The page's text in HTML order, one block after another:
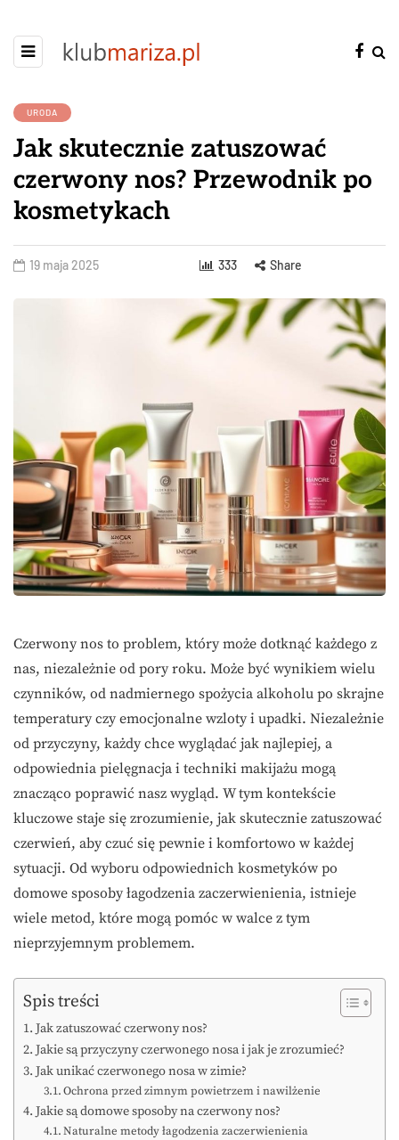
URODA
Jak skutecznie zatuszować
czerwony nos? Przewodnik po
kosmetykach
19 maja 2025 333 Share
Czerwony nos to problem, który może dotknąć każdego z
nas, niezależnie od pory roku. Może być wynikiem wielu
czynników, od nadmiernego spożycia alkoholu po skrajne
temperatury czy emocjonalne wzloty i upadki. Niezależnie
od przyczyny, każdy chce wyglądać jak najlepiej, a
odpowiednia pielęgnacja i techniki makijażu mogą
znacząco poprawić nasz wygląd. W tym kontekście
kluczowe staje się zrozumienie, jak skutecznie zatuszować
czerwień, aby czuć się pewnie i komfortowo w każdej
sytuacji. Od wyboru odpowiednich kosmetyków po
domowe sposoby łagodzenia zaczerwienienia, istnieje
wiele metod, które mogą pomóc w walce z tym
nieprzyjemnym problemem.
Spis treści
Jak zatuszować czerwony nos?
Jakie są przyczyny czerwonego nosa i jak je zrozumieć?
Jak unikać czerwonego nosa w zimie?
Ochrona przed zimnym powietrzem i nawilżenie
Jakie są domowe sposoby na czerwony nos?
Naturalne metody łagodzenia zaczerwienienia